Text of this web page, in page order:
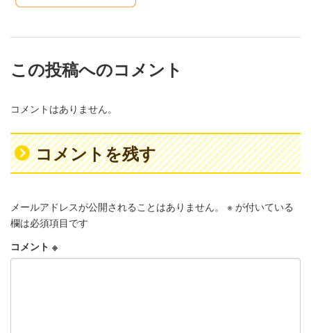
この投稿へのコメント
コメントはありません。
コメントを残す
メールアドレスが公開されることはありません。 ※ が付いている
欄は必須項目です
コメント ※